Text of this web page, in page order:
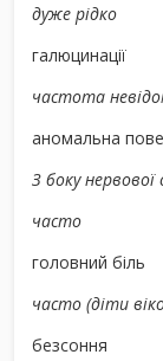
дуже рідко
галюцинації
частота
аномальна
З боку
часто
головний біль
часто (діти
безсоння